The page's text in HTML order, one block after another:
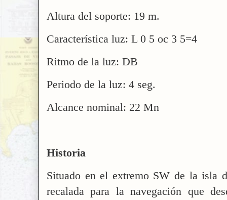
Altura del soporte: 19 m.
Característica luz: L 0 5 oc 3 5=4
Ritmo de la luz: DB
Periodo de la luz: 4 seg.
Alcance nominal: 22 Mn
Historia
Situado en el extremo SW de la isla
recalada para la navegación que